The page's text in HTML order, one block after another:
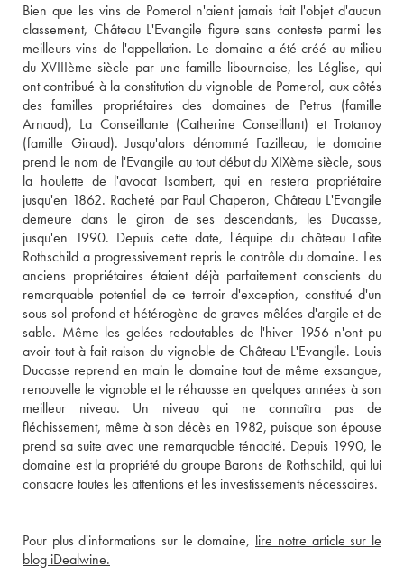
Bien que les vins de Pomerol n'aient jamais fait l'objet d'aucun
classement, Château L'Evangile figure sans conteste parmi les
meilleurs vins de l'appellation. Le domaine a été créé au milieu
du XVIIIème siècle par une famille libournaise, les Léglise, qui
ont contribué à la constitution du vignoble de Pomerol, aux côtés
des familles propriétaires des domaines de Petrus (famille
Arnaud), La Conseillante (Catherine Conseillant) et Trotanoy
(famille Giraud). Jusqu'alors dénommé Fazilleau, le domaine
prend le nom de l'Evangile au tout début du XIXème siècle, sous
la houlette de l'avocat Isambert, qui en restera propriétaire
jusqu'en 1862. Racheté par Paul Chaperon, Château L'Evangile
demeure dans le giron de ses descendants, les Ducasse,
jusqu'en 1990. Depuis cette date, l'équipe du château Lafite
Rothschild a progressivement repris le contrôle du domaine. Les
anciens propriétaires étaient déjà parfaitement conscients du
remarquable potentiel de ce terroir d'exception, constitué d'un
sous-sol profond et hétérogène de graves mêlées d'argile et de
sable. Même les gelées redoutables de l'hiver 1956 n'ont pu
avoir tout à fait raison du vignoble de Château L'Evangile. Louis
Ducasse reprend en main le domaine tout de même exsangue,
renouvelle le vignoble et le réhausse en quelques années à son
meilleur niveau. Un niveau qui ne connaîtra pas de
fléchissement, même à son décès en 1982, puisque son épouse
prend sa suite avec une remarquable ténacité. Depuis 1990, le
domaine est la propriété du groupe Barons de Rothschild, qui lui
consacre toutes les attentions et les investissements nécessaires.
Pour plus d'informations sur le domaine, lire notre article sur le
blog iDealwine.